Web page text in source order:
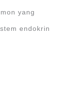
yang
endokrin